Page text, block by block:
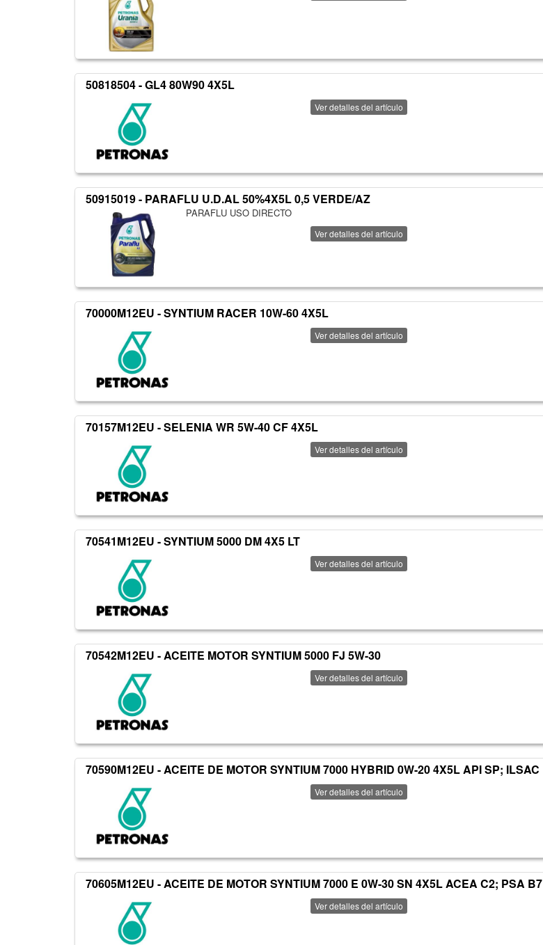
50818504 - GL4 80W90 4X5L
Ver detalles del artículo
50915019 - PARAFLU U.D.AL 50%4X5L 0,5 VERDE/AZ
PARAFLU USO DIRECTO
Ver detalles del artículo
70000M12EU - SYNTIUM RACER 10W-60 4X5L
Ver detalles del artículo
70157M12EU - SELENIA WR 5W-40 CF 4X5L
Ver detalles del artículo
70541M12EU - SYNTIUM 5000 DM 4X5 LT
Ver detalles del artículo
70542M12EU - ACEITE MOTOR SYNTIUM 5000 FJ 5W-30
Ver detalles del artículo
70590M12EU - ACEITE DE MOTOR SYNTIUM 7000 HYBRID 0W-20 4X5L API SP; ILSAC
Ver detalles del artículo
70605M12EU - ACEITE DE MOTOR SYNTIUM 7000 E 0W-30 SN 4X5L ACEA C2; PSA B7
Ver detalles del artículo